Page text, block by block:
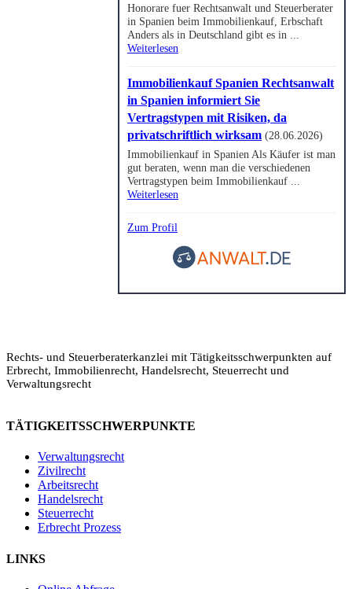
Honorare fuer Rechtsanwalt und Steuerberater
in Spanien beim Immobilienkauf, Erbschaft
Anders als in Deutschland gibt es in ...
Weiterlesen
Immobilienkauf Spanien Rechtsanwalt
in Spanien informiert Sie
Vertragstypen mit Risiken, da
privatschriftlich wirksam (28.06.2026)
Immobilienkauf in Spanien Als Käufer ist man
gut beraten, wenn man die verschiedenen
Vertragstypen beim Immobilienkauf ...
Weiterlesen
Zum Profil
Rechts- und Steuerberaterkanzlei mit Tätigkeitsschwerpunkten auf
Erbrecht, Immobilienrecht, Handelsrecht, Steuerrecht und
Verwaltungsrecht
TÄTIGKEITSSCHWERPUNKTE
Verwaltungsrecht
Zivilrecht
Arbeitsrecht
Handelsrecht
Steuerrecht
Erbrecht Prozess
LINKS
Deutschsprachige Beratung in Spanien